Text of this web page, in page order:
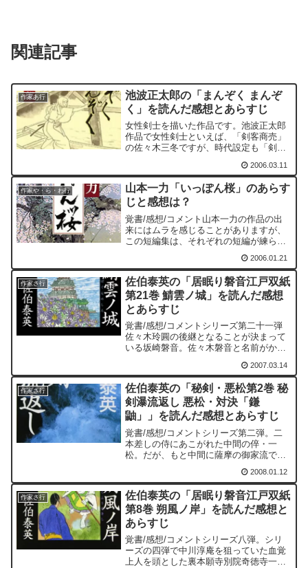
関連記事
作家あ行
池波正太郎の「まんぞく まんぞ
く」を読んだ感想とあらすじ
女性剣士を描いた作品です。池波正太郎
作品で女性剣士といえば、「剣客商売」
の佐々木三冬ですが、時代設定も「剣客
揮った時代を舞台としています。2006.03.11
作家や・ら・わ行
山本一力「いっぽん桜」のあらす
じと感想は？
覚書/感想/コメント山本一力の作品の出
来にはムラを感じることがありますが、
この短編集は、それぞれの短編が練られ
ぞれが、花に関連した題名となっている
ように、物語もその花の印象を踏まえた
ものとなっています。「...
2006.01.21
作家さ行
佐伯泰英の「居眠り磐音江戸双紙
第21巻 鯖雲ノ城」を読んだ感想
とあらすじ
覚書/感想/コメントシリーズ第二十一弾
佐々木玲圓の後継となることが決まって
いる坂崎磐音。佐々木磐音と名前がかわ
こんを伴って故郷の豊後関前にいく。こ
の豊後関前藩の絵図が最初に掲載されて
いるのが嬉しいオマケと...
2007.03.14
作家さ行
佐伯泰英の「秘剣・悪松第2巻 秘
剣瀑流返し 悪松・対決「鎌
鼬」」を読んだ感想とあらすじ
覚書/感想/コメントシリーズ第二弾。二
本差しの侍にあこがれた中間の倅・一
松。だが、もと中間に薩摩の御家流であ
は許し難い。一松を抹殺するために動く
西国の雄藩・薩摩。その薩摩藩との富士
見坂一本松での死闘を終え...
2008.01.12
作家さ行
佐伯泰英の「居眠り磐音江戸双紙
第8巻 朔風ノ岸」を読んだ感想と
あらすじ
覚書/感想/コメントシリーズ八弾。シリ
ーズの四弾で中川淳庵を狙っていた血覚
上人を頭とした裏本願寺別院奇徳寺一派